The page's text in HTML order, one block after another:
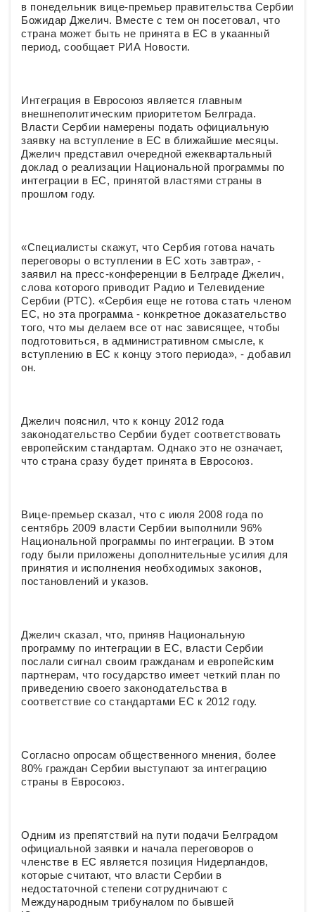
в понедельник вице-премьер правительства Сербии
Божидар Джелич. Вместе с тем он посетовал, что
страна может быть не принята в ЕС в укаанный
период, сообщает РИА Новости.
Интеграция в Евросоюз является главным
внешнеполитическим приоритетом Белграда.
Власти Сербии намерены подать официальную
заявку на вступление в ЕС в ближайшие месяцы.
Джелич представил очередной ежеквартальный
доклад о реализации Национальной программы по
интеграции в ЕС, принятой властями страны в
прошлом году.
«Специалисты скажут, что Сербия готова начать
переговоры о вступлении в ЕС хоть завтра», -
заявил на пресс-конференции в Белграде Джелич,
слова которого приводит Радио и Телевидение
Сербии (РТС). «Сербия еще не готова стать членом
ЕС, но эта программа - конкретное доказательство
того, что мы делаем все от нас зависящее, чтобы
подготовиться, в административном смысле, к
вступлению в ЕС к концу этого периода», - добавил
он.
Джелич пояснил, что к концу 2012 года
законодательство Сербии будет соответствовать
европейским стандартам. Однако это не означает,
что страна сразу будет принята в Евросоюз.
Вице-премьер сказал, что с июля 2008 года по
сентябрь 2009 власти Сербии выполнили 96%
Национальной программы по интеграции. В этом
году были приложены дополнительные усилия для
принятия и исполнения необходимых законов,
постановлений и указов.
Джелич сказал, что, приняв Национальную
программу по интеграции в ЕС, власти Сербии
послали сигнал своим гражданам и европейским
партнерам, что государство имеет четкий план по
приведению своего законодательства в
соответствие со стандартами ЕС к 2012 году.
Согласно опросам общественного мнения, более
80% граждан Сербии выступают за интеграцию
страны в Евросоюз.
Одним из препятствий на пути подачи Белградом
официальной заявки и начала переговоров о
членстве в ЕС является позиция Нидерландов,
которые считают, что власти Сербии в
недостаточной степени сотрудничают с
Международным трибуналом по бывшей